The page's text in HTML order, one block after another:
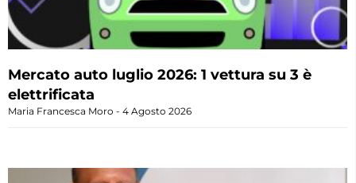
Mercato auto luglio 2026: 1 vettura su 3 è
elettrificata
Maria Francesca Moro 4 Agosto 2026